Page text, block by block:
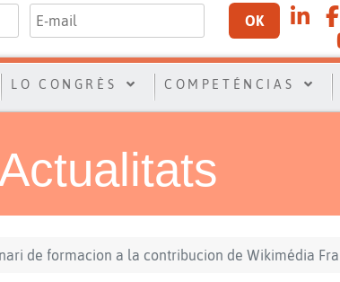
OK
LO CONGRÈS COMPETÉNCIAS
Actualitats
de formacion a la contribucion de Wikimédia